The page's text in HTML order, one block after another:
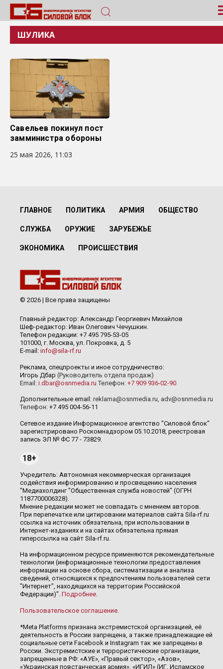
ШУЛИКА
Савельев покинул пост
замминистра обороны
25 мая 2026, 11:03
ГЛАВНОЕ ПОЛИТИКА АРМИЯ ОБЩЕСТВО
СЛУЖБА ОРУЖИЕ ЗАРУБЕЖЬЕ
ЭКОНОМИКА ПРОИСШЕСТВИЯ
© 2026 | Все права защищены
Главный редактор: Александр Георгиевич Михайлов
Шеф-редактор: Иван Олегович Чечушкин.
Телефон редакции: +7 495 795-53-05
101000, г. Москва, ул. Покровка, д. 5
E-mail: info@sila-rf.ru
Реклама, спецпроекты и иное сотрудничество:
Игорь Дбар (Руководитель отдела продаж)
Email: i.dbar@osnmedia.ru Телефон: +7 909 936-02-90
Дополнительные email: reklama@osnmedia.ru, adv@osnmedia.ru
Телефон: +7 495 004-56-11
Сетевое издание Информационное агентство "Силовой блок"
зарегистрировано Роскомнадзором 05.10.2018, реестровая
запись ЭЛ № ФС 77 - 73829.
18+
Учредитель: Автономная некоммерческая организация
содействия информированию и просвещению населения
"Медиахолдинг "Общественная служба новостей" (ОГРН
1187700006328).
Мнение редакции может не совпадать с мнением авторов.
При перепечатке или цитировании материалов сайта Sila-rf.ru
ссылка на источник обязательна, при использовании в
Интернет-изданиях и на сайтах обязательна прямая
гиперссылка на сайт Sila-rf.ru.
На информационном ресурсе применяются рекомендательные
технологии (информационные технологии предоставления
информации на основе сбора, систематизации и анализа
сведений, относящихся к предпочтениям пользователей сети
"Интернет", находящихся на территории Российской
Федерации)". Подробнее.
Пользовательское соглашение.
*Meta Platforms признана экстремистской организацией, её
деятельность в России запрещена, а также принадлежащие ей
социальные сети Facebook и Instagram так же запрещены в
России. Экстремистские и террористические организации,
запрещенные в РФ: «АУЕ», «Правый сектор», «Азов»,
«Украинская повстанческая армия», «ИГИЛ» (ИГ, Исламское